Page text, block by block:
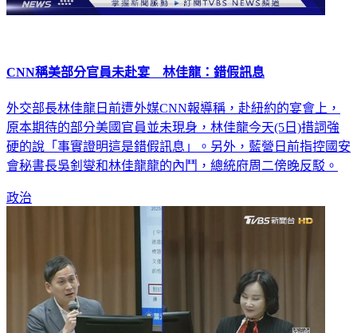
CNN稱美部分官員未赴宴 林佳龍：錯假訊息
外交部長林佳龍日前遭外媒CNN報導稱，赴紐約的宴會上，
原本期待的部分美國官員並未現身，林佳龍今天(5日)措詞強
硬的說「事實證明這是錯假訊息」。另外，藍營日前指控國安
會秘書長吳釗燮和林佳龍龍的內鬥，總統府周二傍晚反駁。
政治